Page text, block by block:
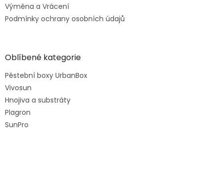
Výměna a Vrácení
Podmínky ochrany osobních údajů
Oblíbené kategorie
Pěstební boxy UrbanBox
Vivosun
Hnojiva a substráty
Plagron
SunPro